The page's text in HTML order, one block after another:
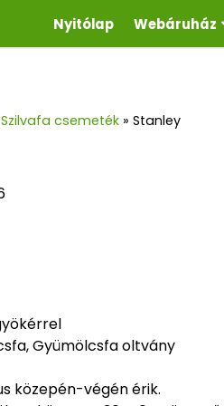
Nyitólap Webáruház
Szilvafa csemeték » Stanley
Gyümölcsfa oltvány
közepén-végén érik.